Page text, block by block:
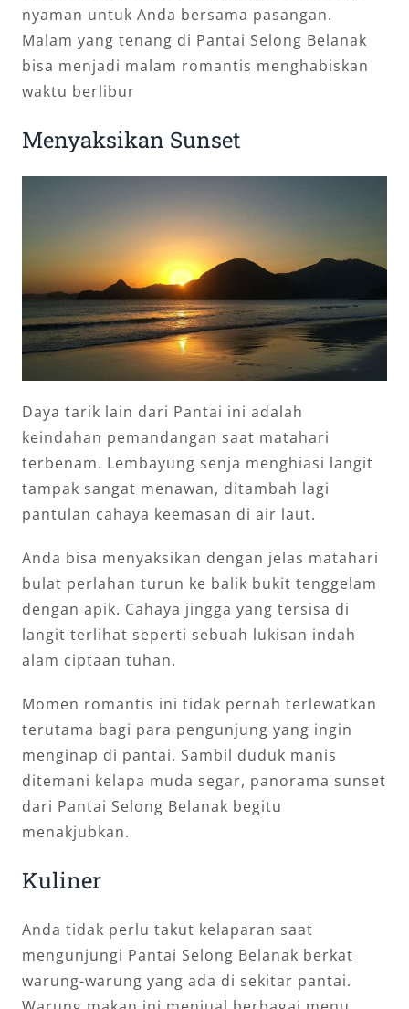
nyaman untuk Anda bersama pasangan.
Malam yang tenang di Pantai Selong Belanak
bisa menjadi malam romantis menghabiskan
waktu berlibur
Menyaksikan Sunset
Daya tarik lain dari Pantai ini adalah
keindahan pemandangan saat matahari
terbenam. Lembayung senja menghiasi langit
tampak sangat menawan, ditambah lagi
pantulan cahaya keemasan di air laut.
Anda bisa menyaksikan dengan jelas matahari
bulat perlahan turun ke balik bukit tenggelam
dengan apik. Cahaya jingga yang tersisa di
langit terlihat seperti sebuah lukisan indah
alam ciptaan tuhan.
Momen romantis ini tidak pernah terlewatkan
terutama bagi para pengunjung yang ingin
menginap di pantai. Sambil duduk manis
ditemani kelapa muda segar, panorama sunset
dari Pantai Selong Belanak begitu
menakjubkan.
Kuliner
Anda tidak perlu takut kelaparan saat
mengunjungi Pantai Selong Belanak berkat
warung-warung yang ada di sekitar pantai.